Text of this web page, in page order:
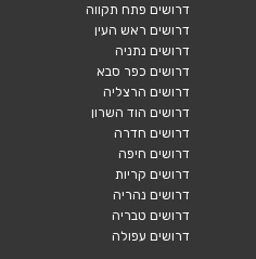
דרושים פתח תקווה
דרושים ראש העין
דרושים נתניה
דרושים כפר סבא
דרושים הרצליה
דרושים הוד השרון
דרושים חדרה
דרושים חיפה
דרושים קריות
דרושים נהריה
דרושים טבריה
דרושים עפולה